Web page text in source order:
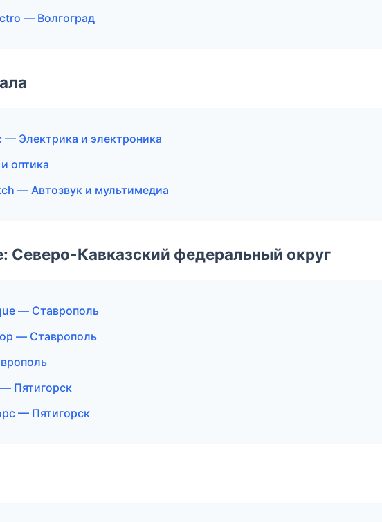
— Волгоград
— Электрика и электроника
оптика
— Автозвук и мультимедиа
Северо-Кавказский федеральный округ
— Ставрополь
— Ставрополь
Пятигорск
— Пятигорск